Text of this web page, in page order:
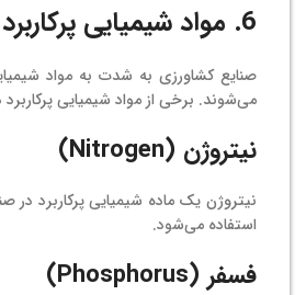
6. مواد شیمیایی پرکاربرد در صنایع کشاورزی
صنایع کشاورزی به شدت به مواد
می‌شوند. برخی از مواد شیمیایی پرکاربرد
نیتروژن (Nitrogen)
نیتروژن یک ماده شیمیایی پرکاربرد
استفاده می‌شود.
فسفر (Phosphorus)